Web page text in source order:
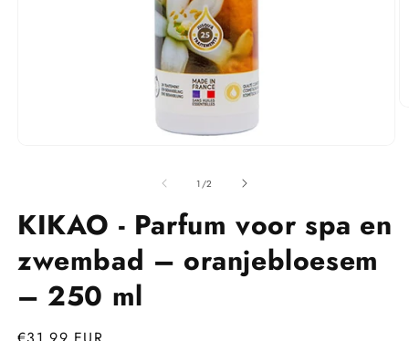
1 /van
2
KIKAO - Parfum voor spa en
zwembad – oranjebloesem
– 250 ml